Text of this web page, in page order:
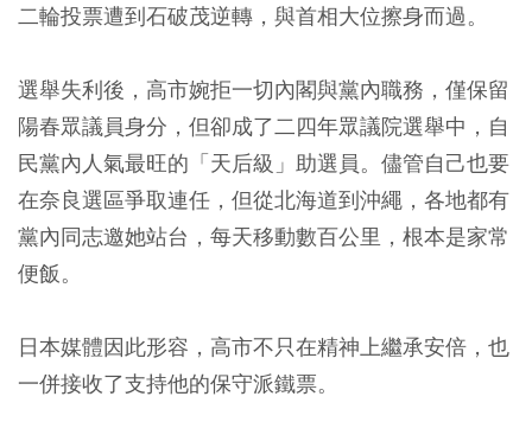
二輪投票遭到石破茂逆轉，與首相大位擦身而過。
選舉失利後，高市婉拒一切內閣與黨內職務，僅保留
陽春眾議員身分，但卻成了二四年眾議院選舉中，自
民黨內人氣最旺的「天后級」助選員。儘管自己也要
在奈良選區爭取連任，但從北海道到沖繩，各地都有
黨內同志邀她站台，每天移動數百公里，根本是家常
便飯。
日本媒體因此形容，高市不只在精神上繼承安倍，也
一併接收了支持他的保守派鐵票。